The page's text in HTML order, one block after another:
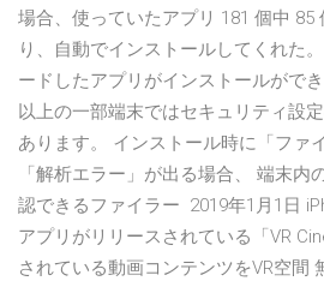
場合、使っていたアプリ 181 個中 85
り、自動でインストールしてくれた
ードしたアプリがインストールがで
以上の一部端末ではセキュリティ設
あります。 インストール時に「ファ
「解析エラー」が出る場合、 端末内
認できるファイラー 2019年1月1日
アプリがリリースされている「VR
されている動画コンテンツをVR空間